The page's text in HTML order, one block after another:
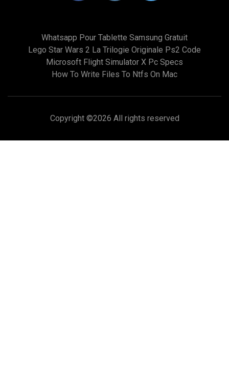
Whatsapp Pour Tablette Samsung Gratuit
Lego Star Wars 2 La Trilogie Originale Ps2 Code
Microsoft Flight Simulator X Pc Specs
How To Write Files To Ntfs On Mac
Copyright ©2026 All rights reserved